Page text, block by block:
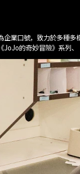
業口號，致力於多種
的奇妙冒險》系列